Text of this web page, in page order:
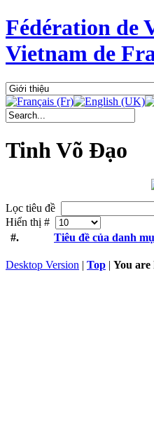
Fédération de
Vietnam de
Tinh Võ Đạo
Lọc tiêu đề
Hiển thị #
#.
Tiêu đề của danh
Desktop Version | Top | You are